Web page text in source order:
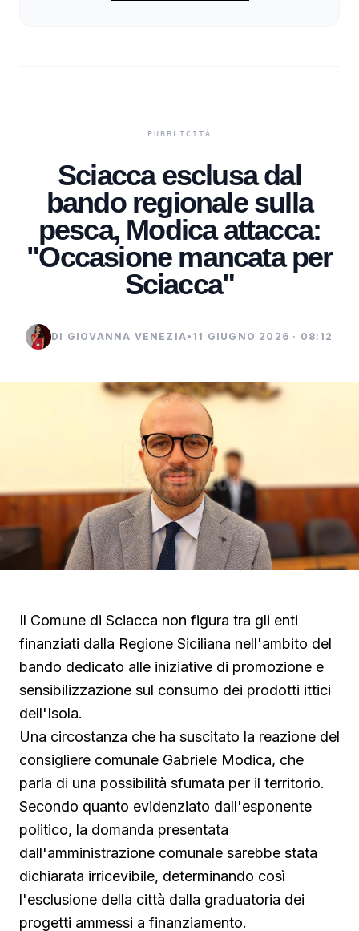
Sciacca esclusa dal
bando regionale sulla
pesca, Modica attacca:
"Occasione mancata per
Sciacca"
DI GIOVANNA VENEZIA• 11 GIUGNO 2026 · 08:12
Il Comune di Sciacca non figura tra gli enti
finanziati dalla Regione Siciliana nell'ambito del
bando dedicato alle iniziative di promozione e
sensibilizzazione sul consumo dei prodotti ittici
dell'Isola.
Una circostanza che ha suscitato la reazione del
consigliere comunale Gabriele Modica, che
parla di una possibilità sfumata per il territorio.
Secondo quanto evidenziato dall'esponente
politico, la domanda presentata
dall'amministrazione comunale sarebbe stata
dichiarata irricevibile, determinando così
l'esclusione della città dalla graduatoria dei
progetti ammessi a finanziamento.